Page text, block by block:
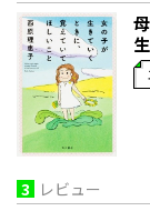
3 レビュー